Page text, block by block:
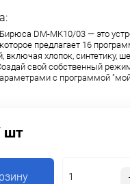
DM-MK10/03 — это
предлагает 16
включая хлопок, синтетику,
свой собственный
с программой
шт